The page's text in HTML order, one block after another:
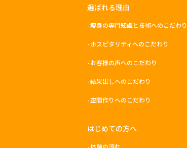
選ばれる理由
痩身の専門知識と技術へのこだわり
ホスピタリティへのこだわり
お客様の声へのこだわり
結果出しへのこだわり
空間作りへのこだわり
はじめての方へ
体験の流れ